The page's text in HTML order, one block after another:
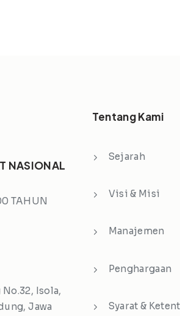
NASIONAL
TAHUN
Isola,
Jawa
Tentang Kami
Sejarah
Visi & Misi
Manajemen
Penghargaan
Syarat &